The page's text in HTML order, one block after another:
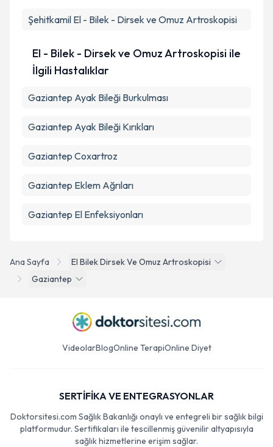
Ana Sayfa
El Bilek Dirsek Ve Omuz Artroskopisi
Gaziantep
Şehitkamil El - Bilek - Dirsek ve Omuz Artroskopisi
El - Bilek - Dirsek ve Omuz Artroskopisi ile
İlgili Hastalıklar
Gaziantep Ayak Bileği Burkulması
Gaziantep Ayak Bileği Kırıkları
Gaziantep Coxartroz
Gaziantep Eklem Ağrıları
Gaziantep El Enfeksiyonları
VideolarBlogOnline TerapiOnline Diyet
SERTİFİKA VE ENTEGRASYONLAR
Doktorsitesi.com Sağlık Bakanlığı onaylı ve entegreli bir sağlık bilgi
platformudur. Sertifikaları ile tescillenmiş güvenilir altyapısıyla
sağlık hizmetlerine erişim sağlar.